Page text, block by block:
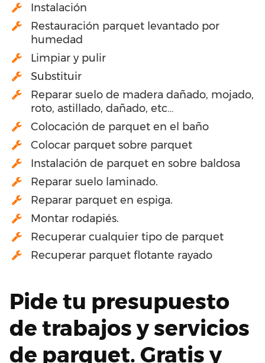
Instalación
Restauración parquet levantado por
humedad
Limpiar y pulir
Substituir
Reparar suelo de madera dañado, mojado,
roto, astillado, dañado, etc…
Colocación de parquet en el baño
Colocar parquet sobre parquet
Instalación de parquet en sobre baldosa
Reparar suelo laminado.
Reparar parquet en espiga.
Montar rodapiés.
Recuperar cualquier tipo de parquet
Recuperar parquet flotante rayado
Pide tu presupuesto
de trabajos y servicios
de parquet. Gratis y